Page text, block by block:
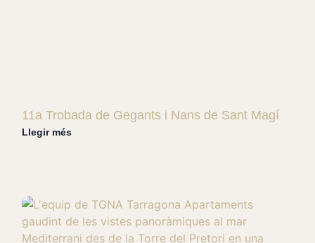
11a Trobada de Gegants i Nans de Sant Magí
Llegir més